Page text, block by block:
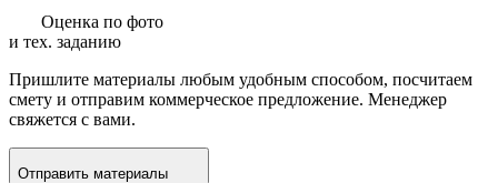
Оценка по фото
и тех. заданию
Пришлите материалы любым удобным способом, посчитаем
смету и отправим коммерческое предложение. Менеджер
свяжется с вами.
Отправить материалы